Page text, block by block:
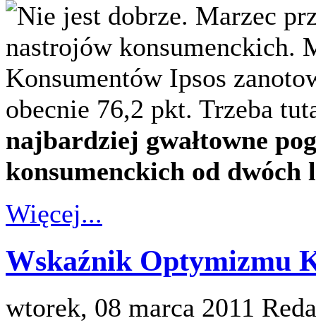
Nie jest dobrze. Marzec
nastrojów konsumenckich.
Konsumentów Ipsos
obecnie 76,2 pkt. Trzeba
najbardziej gwałtowne
konsumenckich od dwóch
Więcej...
Wskaźnik Optymizmu
wtorek, 08 marca 2011